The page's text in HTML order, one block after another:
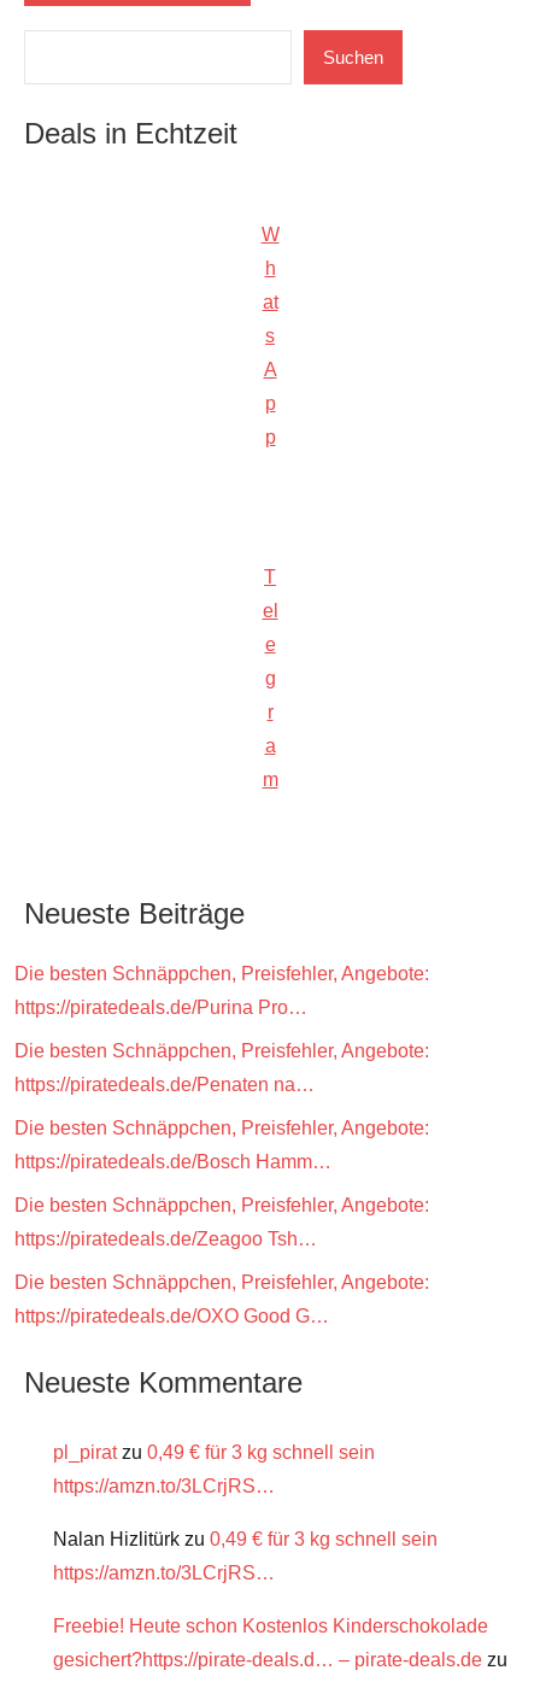
Suchen
Deals in Echtzeit
W
h
at
s
A
p
p
T
el
e
g
r
a
m
Neueste Beiträge
Die besten Schnäppchen, Preisfehler, Angebote:
https://piratedeals.de/Purina Pro…
Die besten Schnäppchen, Preisfehler, Angebote:
https://piratedeals.de/Penaten na…
Die besten Schnäppchen, Preisfehler, Angebote:
https://piratedeals.de/Bosch Hamm…
Die besten Schnäppchen, Preisfehler, Angebote:
https://piratedeals.de/Zeagoo Tsh…
Die besten Schnäppchen, Preisfehler, Angebote:
https://piratedeals.de/OXO Good G…
Neueste Kommentare
pl_piratzu 0,49 € für 3 kg schnell sein
https://amzn.to/3LCrjRS…
Nalan Hizlitürk zu 0,49 € für 3 kg schnell sein
https://amzn.to/3LCrjRS…
Freebie! Heute schon Kostenlos Kinderschokolade
gesichert?https://pirate-deals.d… – pirate-deals.de zu